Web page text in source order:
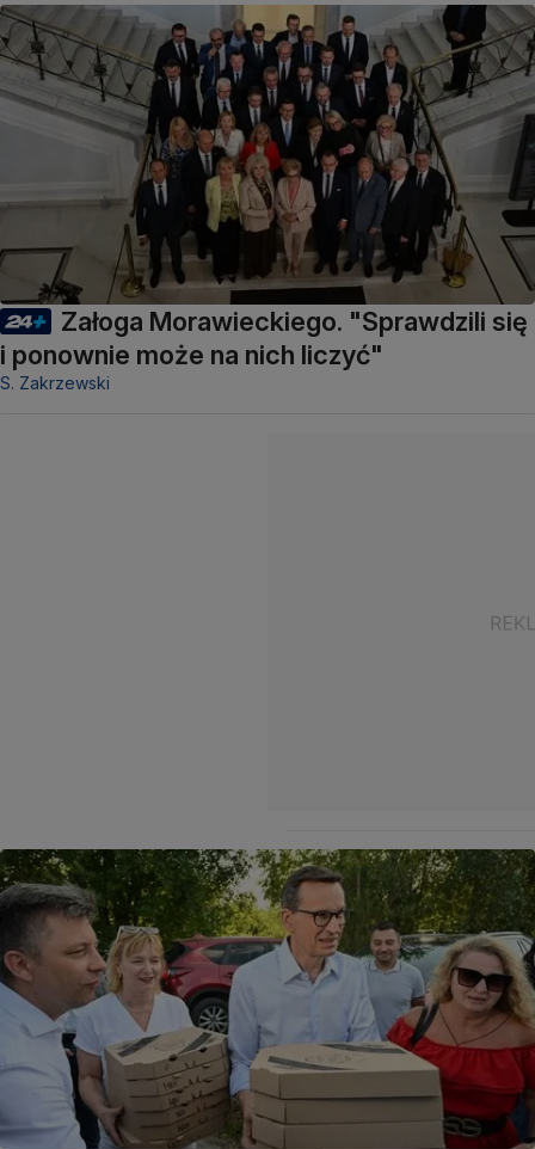
Załoga Morawieckiego. "Sprawdzili się
i ponownie może na nich liczyć"
S. Zakrzewski